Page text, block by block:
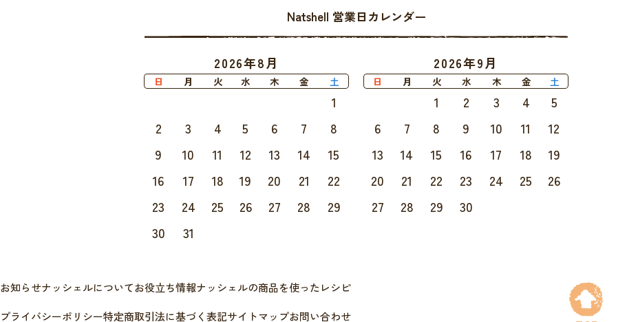
Natshell 営業日カレンダー
2026年8月
日 月 火 水 木 金 土
1
2
3 4 5 6 7
8
9
10 11 12 13 14
15
16
17 18 19 20 21
22
23
24 25 26 27 28
29
30
31
2026年9月
日 月 火 水 木 金 土
1 2 3 4
5
6
7 8 9 10 11
12
13
14 15 16 17 18
19
20
21 22 23 24 25
26
27
28 29 30
お知らせナッシェルについてお役立ち情報ナッシェルの商品を使ったレシピ
プライバシーポリシー特定商取引法に基づく表記サイトマップお問い合わせ